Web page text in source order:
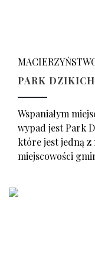
PARK
Wspaniałym
wypad jest Park
które jest jedną
miejscowości